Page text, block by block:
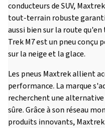
conducteurs de SUV,
tout-terrain robuste
aussi bien sur la route
Trek M7 est un pneu conçu
sur la neige et la glace.
Les pneus Maxtrek allient
performance. La marque
recherchent une
sûre. Grâce à son réseau
produits innovants, Maxtrek